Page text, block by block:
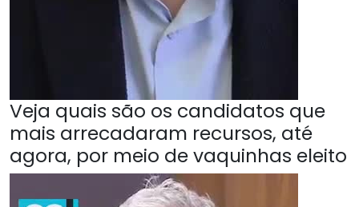
Veja quais são os candidatos que
mais arrecadaram recursos, até
agora, por meio de vaquinhas eleito